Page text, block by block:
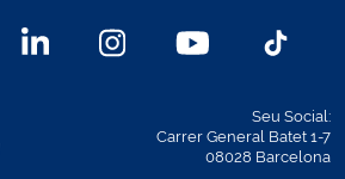
Seu Social:
Carrer General Batet 1-7
08028 Barcelona